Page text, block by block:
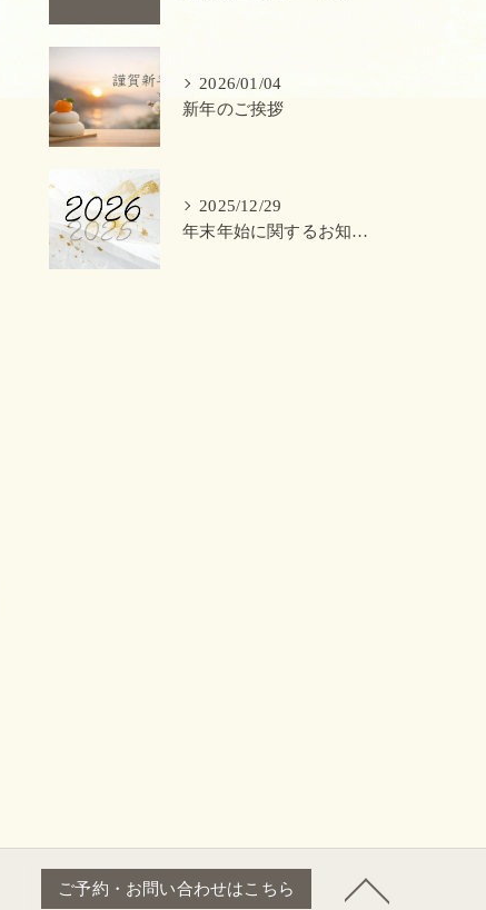
2026/01/04
新年のご挨拶
2025/12/29
年末年始に関するお知らせ
ご予約・お問い合わせはこちら